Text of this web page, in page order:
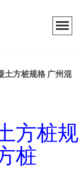
土方桩规格 广州混
方桩规
桩